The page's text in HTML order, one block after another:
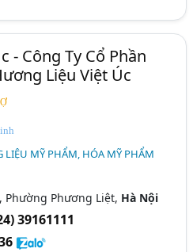
- Công Ty Cổ Phần
Liệu Việt Úc
LIỆU MỸ PHẨM, HÓA MỸ PHẨM
Phường Phương Liệt, Hà Nội
39161111